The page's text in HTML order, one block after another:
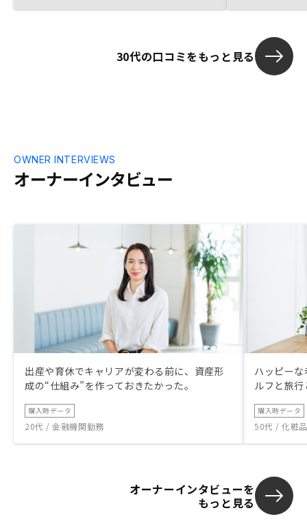
30代の口コミをもっと見る
オーナーインタビュー
OWNER INTERVIEWS
出産や育休でキャリアが変わる前に、資産形
成の“仕組み”を作っておきたかった。
購入時データ
20代 / 金融機関勤務
ハッピー
ルフと旅
購入時データ
50代 / 化粧
オーナーインタビューを
もっと見る